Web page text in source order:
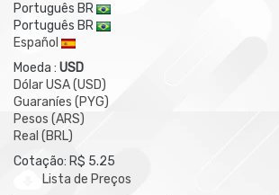
Português BR
Português BR
Español
Moeda : USD
Dólar USA (USD)
Guaraníes (PYG)
Pesos (ARS)
Real (BRL)
Cotação: R$ 5.25
Lista de Preços